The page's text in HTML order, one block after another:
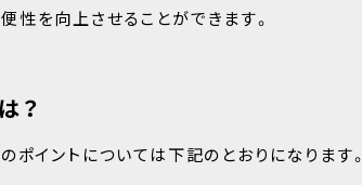
性を向上させることができます。
？
ポイントについては下記のとおりになります。